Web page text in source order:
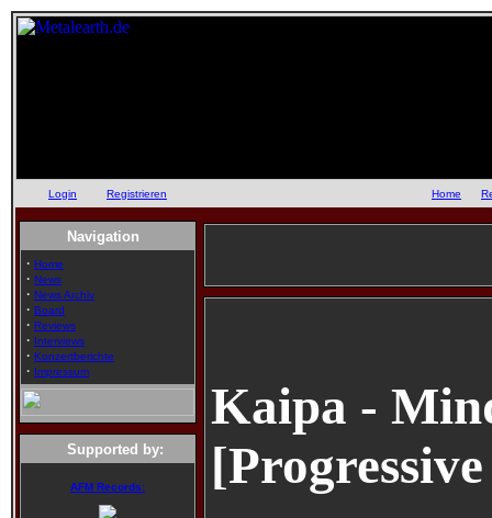
Login Registrieren Home
Navigation
· Home
· News
· News Archiv
· Board
· Reviews
· Interviews
· Konzertberichte
· Impressum
Supported by:
AFM Records:
Kaipa -